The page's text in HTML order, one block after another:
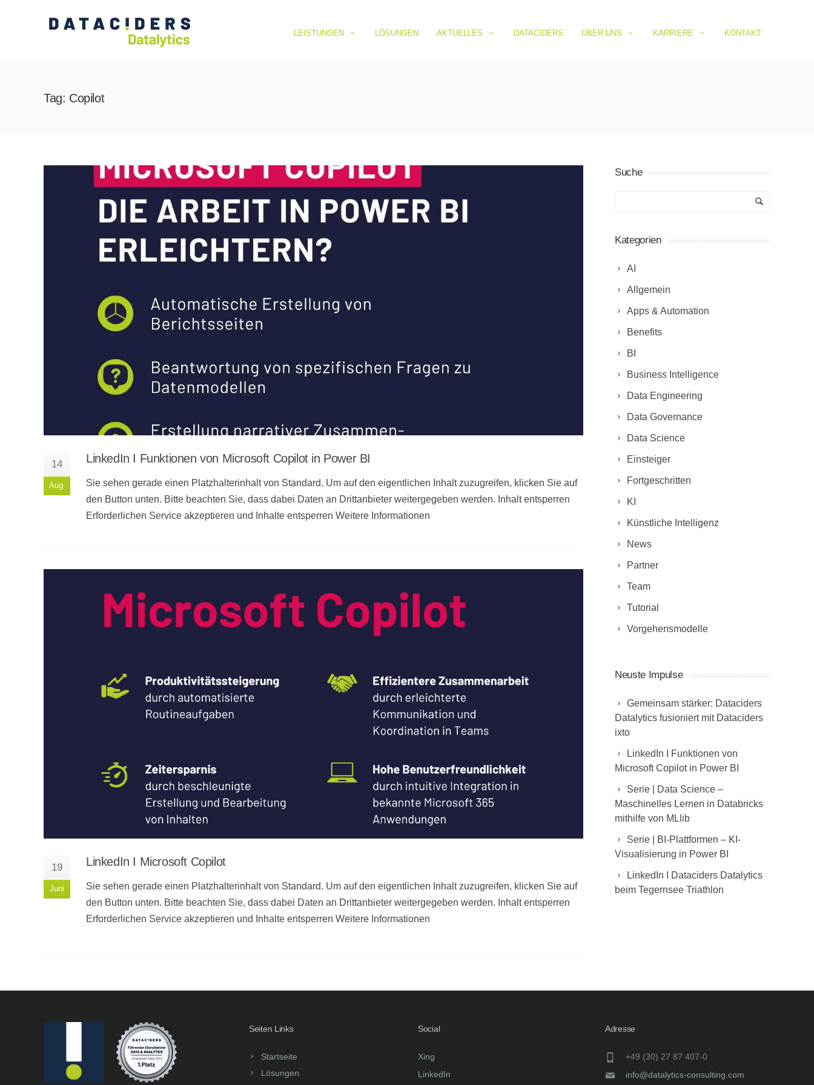
LEISTUNGEN LÖSUNGEN AKTUELLES DATACIDERS ÜBER UNS KARRIERE KONTAKT
Tag: Copilot
14
Aug.
LinkedIn I Funktionen von Microsoft Copilot in Power BI
Sie sehen gerade einen Platzhalterinhalt von Standard. Um auf den eigentlichen Inhalt zuzugreifen, klicken Sie auf
den Button unten. Bitte beachten Sie, dass dabei Daten an Drittanbieter weitergegeben werden. Inhalt entsperren
Erforderlichen Service akzeptieren und Inhalte entsperren Weitere Informationen
19
Juni
LinkedIn I Microsoft Copilot
Sie sehen gerade einen Platzhalterinhalt von Standard. Um auf den eigentlichen Inhalt zuzugreifen, klicken Sie auf
den Button unten. Bitte beachten Sie, dass dabei Daten an Drittanbieter weitergegeben werden. Inhalt entsperren
Erforderlichen Service akzeptieren und Inhalte entsperren Weitere Informationen
Suche
Kategorien
AI
Allgemein
Apps & Automation
Benefits
BI
Business Intelligence
Data Engineering
Data Governance
Data Science
Einsteiger
Fortgeschritten
KI
Künstliche Intelligenz
News
Partner
Team
Tutorial
Vorgehensmodelle
Neuste Impulse
Gemeinsam stärker: Dataciders
Datalytics fusioniert mit Dataciders
ixto
LinkedIn I Funktionen von
Microsoft Copilot in Power BI
Serie | Data Science –
Maschinelles Lernen in Databricks
mithilfe von MLlib
Serie | BI-Plattformen – KI-
Visualisierung in Power BI
LinkedIn I Dataciders Datalytics
beim Tegernsee Triathlon
Seiten Links
Startseite
Lösungen
Social
Xing
LinkedIn
Adresse
+49 (30) 27 87 407-0
info@datalytics-consulting.com